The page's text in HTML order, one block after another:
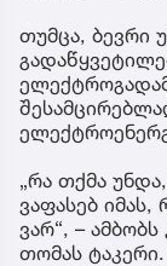
თუმცა, ბევრი
„რა თქმა
ვაფასებ
ვარ“, –
თომას ტაკერი.